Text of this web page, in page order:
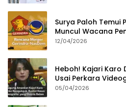
Surya Paloh Temui
Muncul Wacana
dan Gerindra
12/04/2026
Heboh! Kajari Karo
Usai Perkara
05/04/2026